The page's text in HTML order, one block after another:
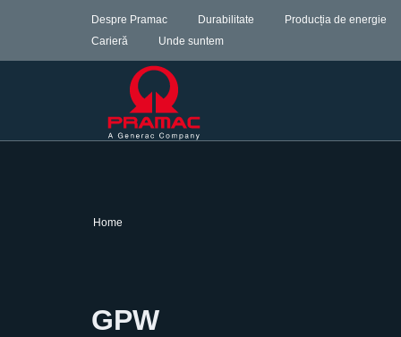
Despre Pramac Durabilitate Producția de energie
Carieră
Unde suntem
Home
GPW